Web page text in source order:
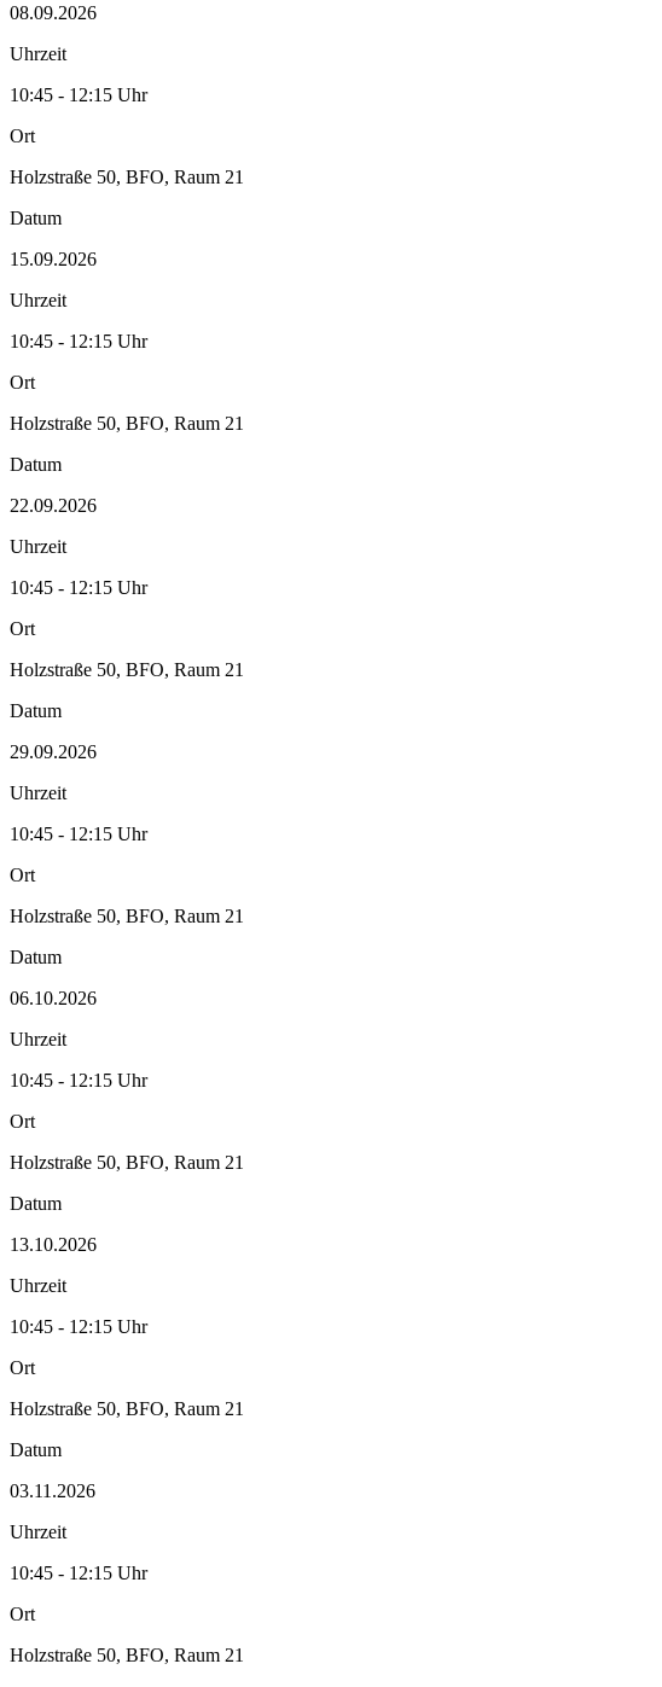
08.09.2026
Uhrzeit
10:45 - 12:15 Uhr
Ort
Holzstraße 50, BFO, Raum 21
Datum
15.09.2026
Uhrzeit
10:45 - 12:15 Uhr
Ort
Holzstraße 50, BFO, Raum 21
Datum
22.09.2026
Uhrzeit
10:45 - 12:15 Uhr
Ort
Holzstraße 50, BFO, Raum 21
Datum
29.09.2026
Uhrzeit
10:45 - 12:15 Uhr
Ort
Holzstraße 50, BFO, Raum 21
Datum
06.10.2026
Uhrzeit
10:45 - 12:15 Uhr
Ort
Holzstraße 50, BFO, Raum 21
Datum
13.10.2026
Uhrzeit
10:45 - 12:15 Uhr
Ort
Holzstraße 50, BFO, Raum 21
Datum
03.11.2026
Uhrzeit
10:45 - 12:15 Uhr
Ort
Holzstraße 50, BFO, Raum 21